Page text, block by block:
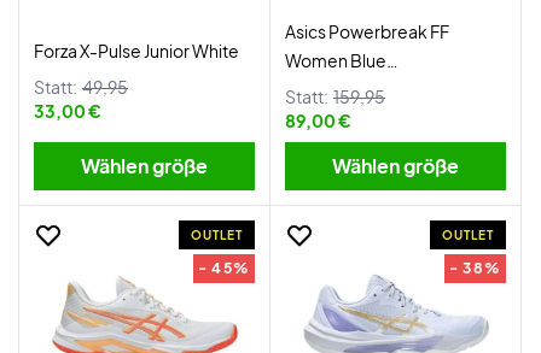
Forza X-Pulse Junior White
Statt: 49,95
33,00 €
Wählen größe
Asics Powerbreak FF
Women Blue
Fade/Champagne
Statt: 159,95
89,00 €
Wählen größe
OUTLET
- 45%
OUTLET
- 38%